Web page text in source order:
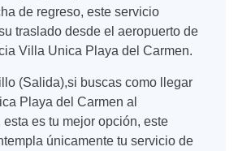
de regreso, este servicio
traslado desde el aeropuerto de
Villa Unica Playa del Carmen.
(Salida),si buscas como llegar
Playa del Carmen al
esta es tu mejor opción, este
únicamente tu servicio de